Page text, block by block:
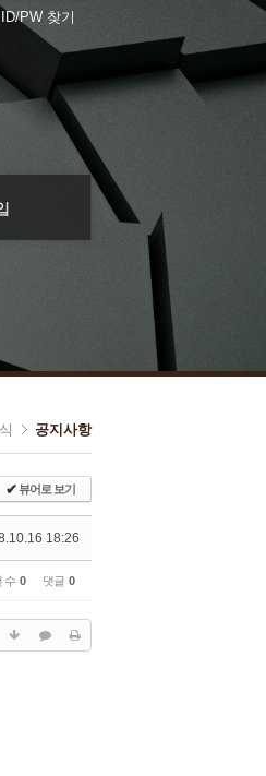
ID/PW 찾기
공지사항
✔뷰어로 보기
18:26
수 0 댓글 0